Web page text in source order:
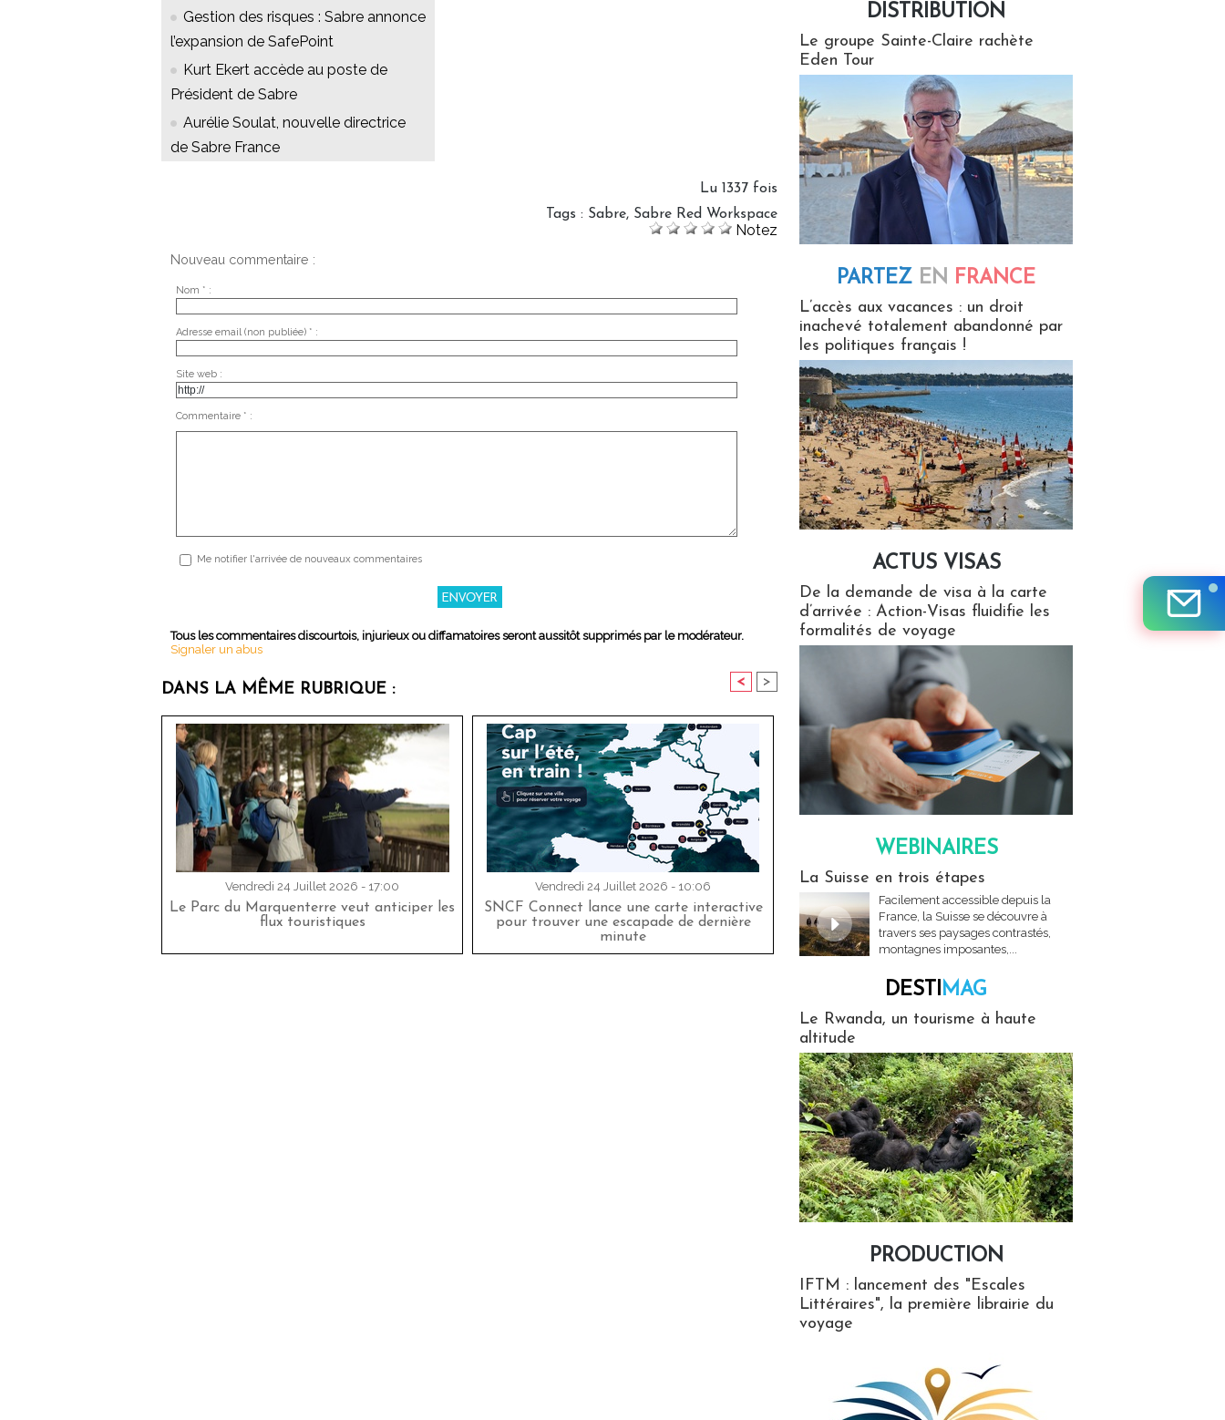
Gestion des risques : Sabre annonce
l’expansion de SafePoint
Kurt Ekert accède au poste de
Président de Sabre
Aurélie Soulat, nouvelle directrice
de Sabre France
Lu 1337 fois
Tags : Sabre, Sabre Red Workspace
Notez
Nouveau commentaire :
Nom * :
Adresse email (non publiée) * :
Site web :
Commentaire * :
Me notifier l'arrivée de nouveaux commentaires
Tous les commentaires discourtois, injurieux ou diffamatoires seront aussitôt supprimés par le modérateur.
Signaler un abus
DANS LA MÊME RUBRIQUE : < >
Vendredi 24 Juillet 2026 - 17:00
Le Parc du Marquenterre veut anticiper les
flux touristiques
Vendredi 24 Juillet 2026 - 10:06
SNCF Connect lance une carte interactive
pour trouver une escapade de dernière
minute
DISTRIBUTION
Le groupe Sainte-Claire rachète
Eden Tour
PARTEZ EN FRANCE
L’accès aux vacances : un droit
inachevé totalement abandonné par
les politiques français !
ACTUS VISAS
De la demande de visa à la carte
d’arrivée : Action-Visas fluidifie les
formalités de voyage
WEBINAIRES
La Suisse en trois étapes
Facilement accessible depuis la
France, la Suisse se découvre à
travers ses paysages contrastés,
montagnes imposantes,...
DESTIMAG
Le Rwanda, un tourisme à haute
altitude
PRODUCTION
IFTM : lancement des "Escales
Littéraires", la première librairie du
voyage